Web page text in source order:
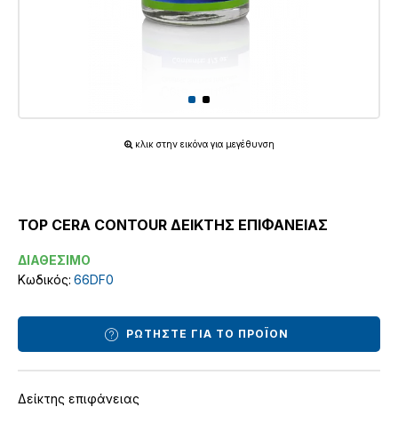
κλικ στην εικόνα για μεγέθυνση
TOP CERA CONTOUR ΔΕΙΚΤΗΣ ΕΠΙΦΑΝΕΙΑΣ
ΔΙΑΘΕΣΙΜΟ
Κωδικός: 66DF0
ΡΩΤΗΣΤΕ ΓΙΑ ΤΟ ΠΡΟΪΟΝ
Δείκτης επιφάνειας